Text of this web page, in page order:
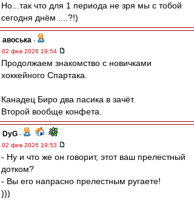
Но...так что для 1 периода не зря мы с тобой
сегодня днём ....?!)
авоська -
02 фев 2026 19:54
Продолжаем знакомство с новичками
хоккейного Спартака.
Канадец Биро два пасика в зачёт.
Второй вообще конфета.
DyG -
02 фев 2026 19:53
- Ну и что же он говорит, этот ваш прелестный
дотком?
- Вы его напрасно прелестным ругаете!
)))